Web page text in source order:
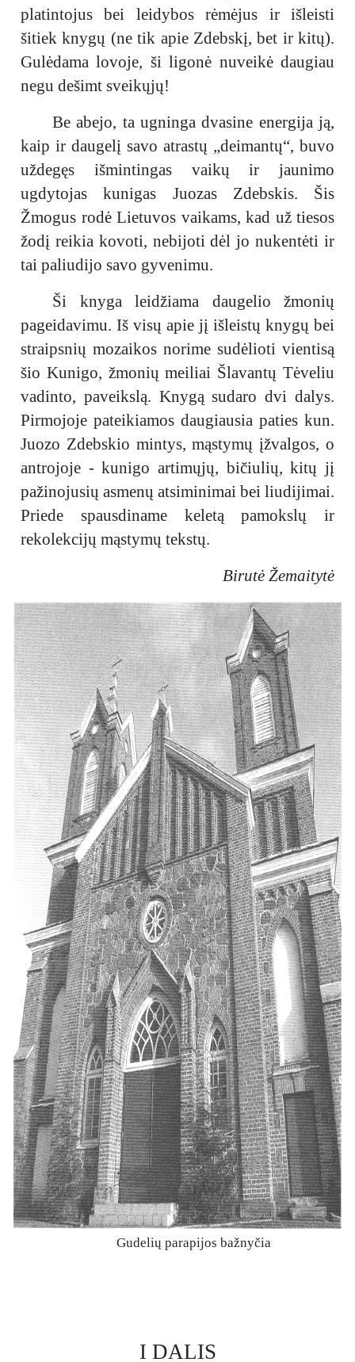
platintojus bei leidybos rėmėjus ir išleisti
šitiek knygų (ne tik apie Zdebskį, bet ir kitų).
Gulėdama lovoje, ši ligonė nuveikė daugiau
negu dešimt sveikųjų!
Be abejo, ta ugninga dvasine energija ją,
kaip ir daugelį savo atrastų „deimantų“, buvo
uždegęs išmintingas vaikų ir jaunimo
ugdytojas kunigas Juozas Zdebskis. Šis
Žmogus rodė Lietuvos vaikams, kad už tiesos
žodį reikia kovoti, nebijoti dėl jo nukentėti ir
tai paliudijo savo gyvenimu.
Ši knyga leidžiama daugelio žmonių
pageidavimu. Iš visų apie jį išleistų knygų bei
straipsnių mozaikos norime sudėlioti vientisą
šio Kunigo, žmonių meiliai Šlavantų Tėveliu
vadinto, paveikslą. Knygą sudaro dvi dalys.
Pirmojoje pateikiamos daugiausia paties kun.
Juozo Zdebskio mintys, mąstymų įžvalgos, o
antrojoje - kunigo artimųjų, bičiulių, kitų jį
pažinojusių asmenų atsiminimai bei liudijimai.
Priede spausdiname keletą pamokslų ir
rekolekcijų mąstymų tekstų.
Birutė Žemaitytė
Gudelių parapijos bažnyčia
I DALIS